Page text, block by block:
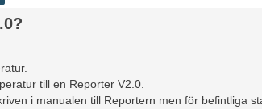
till en Reporter V2.0.
i manualen till Reportern men för befintliga